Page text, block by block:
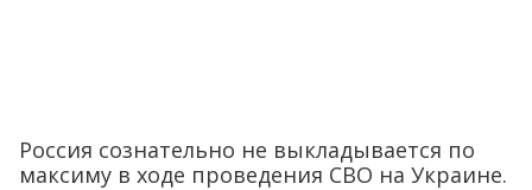
Россия сознательно не выкладывается по
максиму в ходе проведения СВО на Украине.